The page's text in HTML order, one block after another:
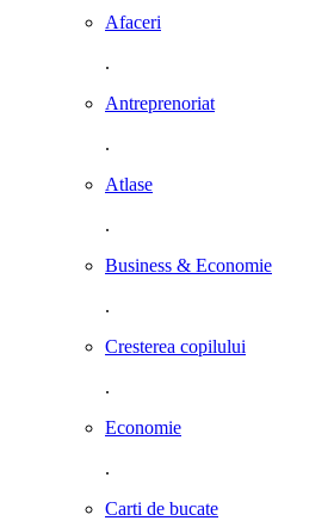
Afaceri
.
Antreprenoriat
.
Atlase
.
Business & Economie
.
Cresterea copilului
.
Economie
.
Carti de bucate